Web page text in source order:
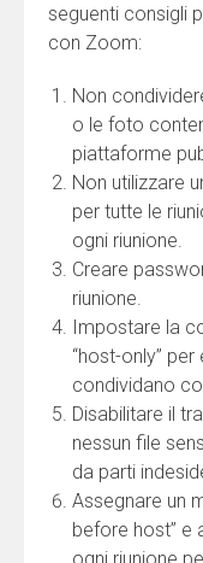
seguenti consigli
con Zoom:
Non
o le foto
piattaforme
Non utilizzare
per tutte le
ogni riunione.
Creare
riunione.
Impostare la
“host-only”
condividano
Disabilitare il
nessun file
da parti
Assegnare un
before host” e